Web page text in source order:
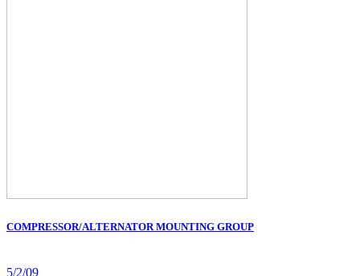
COMPRESSOR/ALTERNATOR MOUNTING GROUP
5/2/09